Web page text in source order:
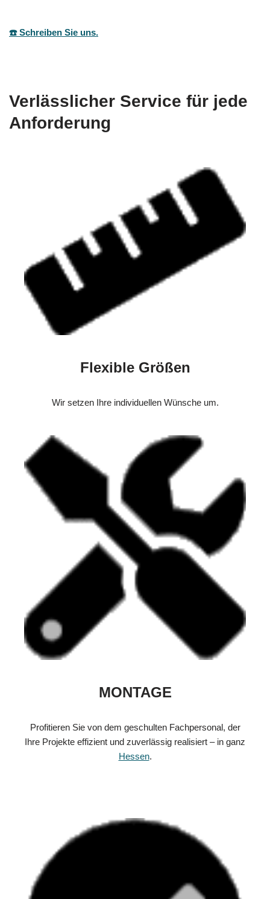
☎️ Schreiben Sie uns.
Verlässlicher Service für jede
Anforderung
Flexible Größen
Wir setzen Ihre individuellen Wünsche um.
MONTAGE
Profitieren Sie von dem geschulten Fachpersonal, der
Ihre Projekte effizient und zuverlässig realisiert – in ganz
Hessen.